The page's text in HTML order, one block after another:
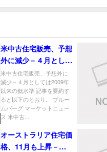
米中古住宅販売、予想
外に減少－４月として
は2009年以来の低水
準
米中古住宅販売、予想外に
減少－４月としては2009年
以来の低水準 記事を要約す
ると以下のとおり。 ブルー
ムバーグ マーケットニュー
ス 米中古...
オーストラリア住宅価
格、11月も上昇－需